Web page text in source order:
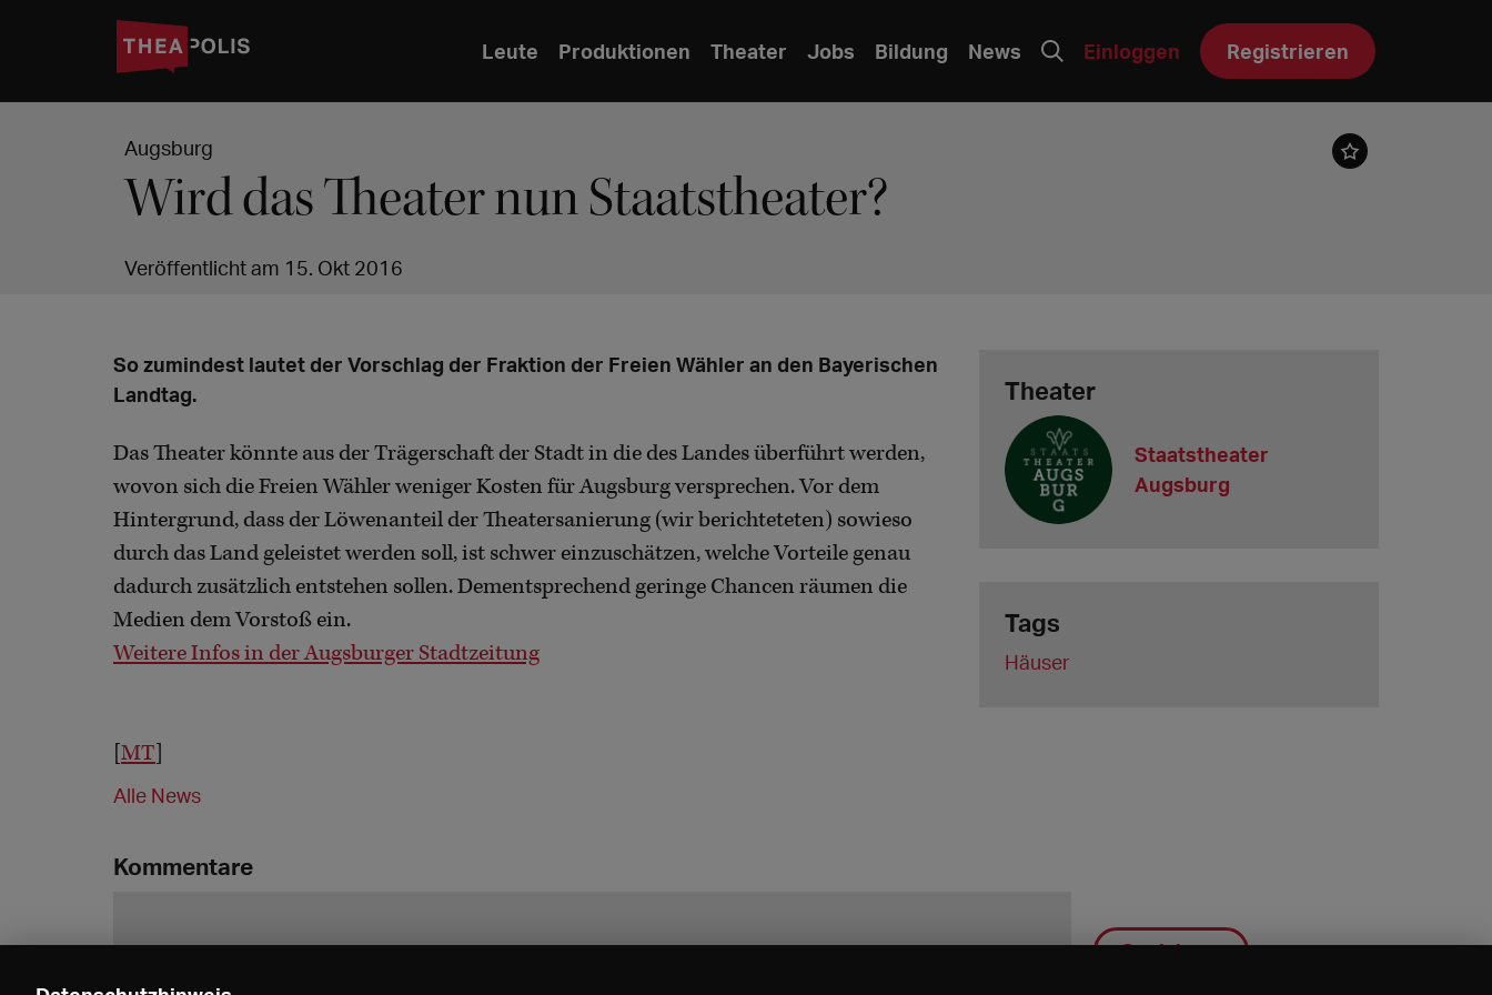
Leute Produktionen Theater Jobs Bildung News Einloggen Registrieren
Augsburg
Wird das Theater nun Staatstheater?
Veröffentlicht am 15. Okt 2016
So zumindest lautet der Vorschlag der Fraktion der Freien Wähler an den Bayerischen
Landtag.
Das Theater könnte aus der Trägerschaft der Stadt in die des Landes überführt werden,
wovon sich die Freien Wähler weniger Kosten für Augsburg versprechen. Vor dem
Hintergrund, dass der Löwenanteil der Theatersanierung (wir berichteteten) sowieso
durch das Land geleistet werden soll, ist schwer einzuschätzen, welche Vorteile genau
dadurch zusätzlich entstehen sollen. Dementsprechend geringe Chancen räumen die
Medien dem Vorstoß ein.
Weitere Infos in der Augsburger Stadtzeitung
MT
Alle News
Theater
Staatstheater
Augsburg
Tags
Häuser
Kommentare
Speichern